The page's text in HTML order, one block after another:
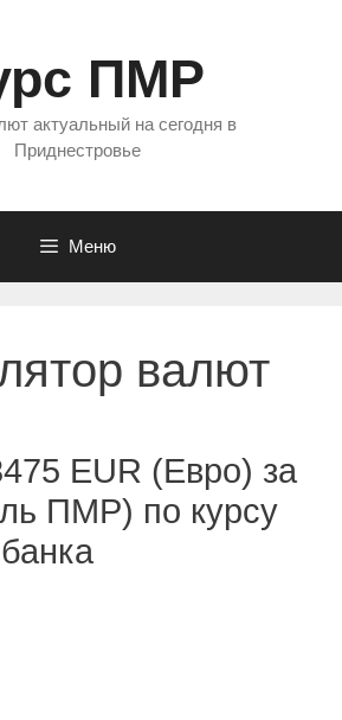
ПМР
актуальный на сегодня в
Приднестровье
Меню
валют
EUR (Евро) за
ПМР) по курсу